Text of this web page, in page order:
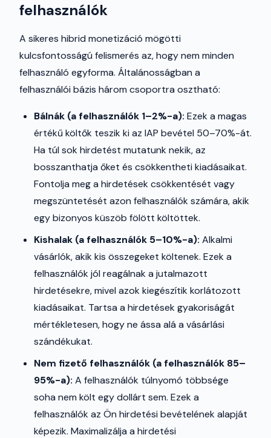
felhasználók
A sikeres hibrid monetizáció mögötti
kulcsfontosságú felismerés az, hogy nem minden
felhasználó egyforma. Általánosságban a
felhasználói bázis három csoportra osztható:
Bálnák (a felhasználók 1–2%-a): Ezek a magas
értékű költők teszik ki az IAP bevétel 50–70%-át.
Ha túl sok hirdetést mutatunk nekik, az
bosszanthatja őket és csökkentheti kiadásaikat.
Fontolja meg a hirdetések csökkentését vagy
megszüntetését azon felhasználók számára, akik
egy bizonyos küszöb fölött költöttek.
Kishalak (a felhasználók 5–10%-a): Alkalmi
vásárlók, akik kis összegeket költenek. Ezek a
felhasználók jól reagálnak a jutalmazott
hirdetésekre, mivel azok kiegészítik korlátozott
kiadásaikat. Tartsa a hirdetések gyakoriságát
mértékletesen, hogy ne ássa alá a vásárlási
szándékukat.
Nem fizető felhasználók (a felhasználók 85–
95%-a): A felhasználók túlnyomó többsége
soha nem költ egy dollárt sem. Ezek a
felhasználók az Ön hirdetési bevételének alapját
képezik. Maximalizálja a hirdetési